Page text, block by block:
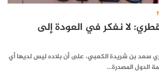
لا نفكر في العودة إلى
سعد بن شريدة الكعبي، على أن بلاده ليس لديها أي
الدول المصدرة…